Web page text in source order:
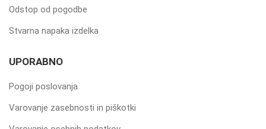
Odstop od pogodbe
Stvarna napaka izdelka
UPORABNO
Pogoji poslovanja
Varovanje zasebnosti in piškotki